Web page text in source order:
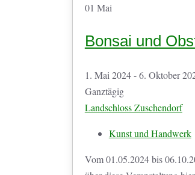
01 Mai
Bonsai und
1. Mai 2024 - 6. Oktober
Ganztägig
Landschloss Zuschendorf
Kunst und Handwerk
Vom 01.05.2024 bis